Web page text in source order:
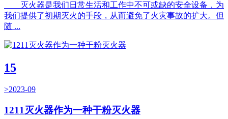
灭火器是我们日常生活和工作中不可或缺的安全设备，为
我们提供了初期灭火的手段，从而避免了火灾事故的扩大。但
随 ...
15
>2023-09
1211灭火器作为一种干粉灭火器